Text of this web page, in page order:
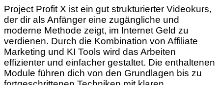
Project Profit X ist ein gut strukturierter Videokurs,
der dir als Anfänger eine zugängliche und
moderne Methode zeigt, im Internet Geld zu
verdienen. Durch die Kombination von Affiliate
Marketing und KI Tools wird das Arbeiten
effizienter und einfacher gestaltet. Die enthaltenen
Module führen dich von den Grundlagen bis zu